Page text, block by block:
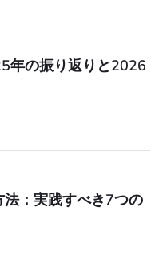
年の振り返りと2026
：実践すべき7つの